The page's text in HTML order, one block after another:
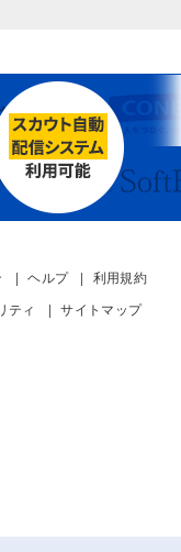
ヘルプ
利用規約
ティ サイトマップ